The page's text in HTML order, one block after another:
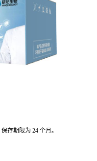
存期限为 24 个月。